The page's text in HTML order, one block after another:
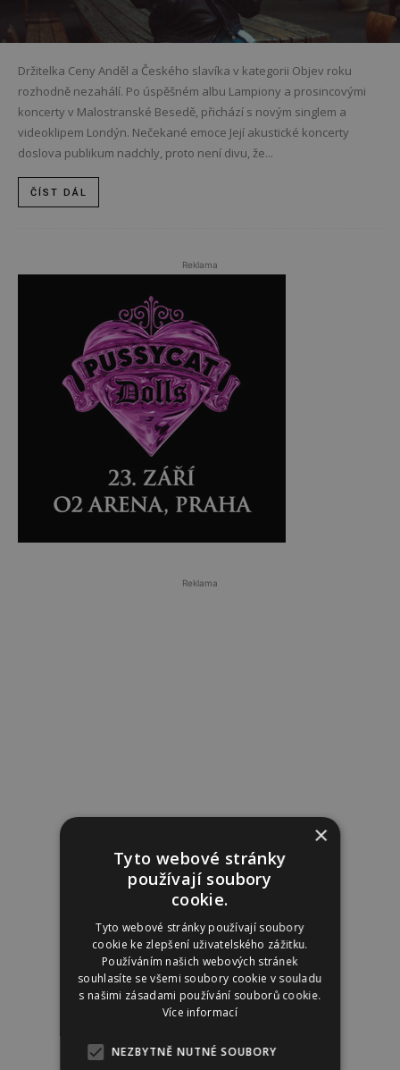
Držitelka Ceny Anděl a Českého slavíka v kategorii Objev roku
rozhodně nezahálí. Po úspěšném albu Lampiony a prosincovými
koncerty v Malostranské Besedě, přichází s novým singlem a
videoklipem Londýn. Nečekané emoce Její akustické koncerty
doslova publikum nadchly, proto není divu, že...
ČÍST DÁL
Reklama
Reklama
×
Tyto webové stránky
používají soubory
cookie.
Tyto webové stránky používají soubory
cookie ke zlepšení uživatelského zážitku.
Používáním našich webových stránek
souhlasíte se všemi soubory cookie v souladu
s našimi zásadami používání souborů cookie.
Více informací
NEZBYTNĚ NUTNÉ SOUBORY